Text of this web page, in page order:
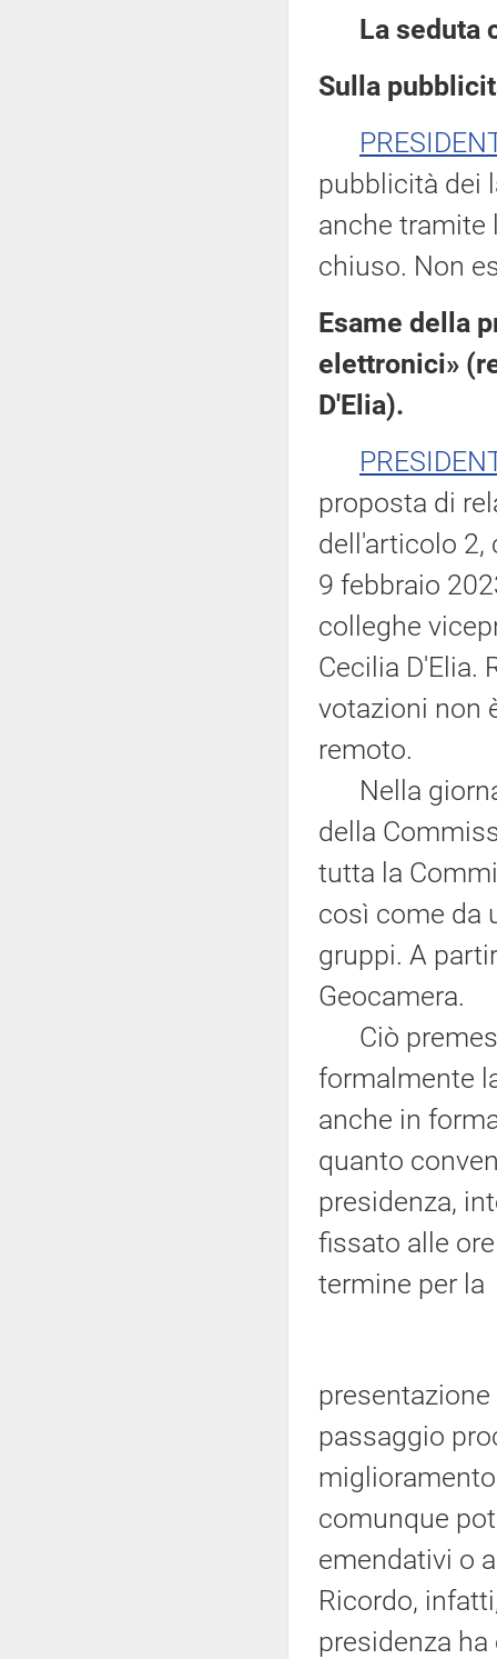
La seduta
Sulla
pubblicità dei
anche tramite
chiuso. Non
Esame della
elettronici»
D'Elia).
proposta di
dell'articolo
9 febbraio
colleghe
Cecilia D'Elia.
votazioni non
remoto.
Nella
della
tutta la
così come da
gruppi. A
Geocamera.
Ciò
formalmente
anche in
quanto
presidenza,
fissato alle
termine per la
passaggio
comunque
emendativi o
Ricordo,
presidenza